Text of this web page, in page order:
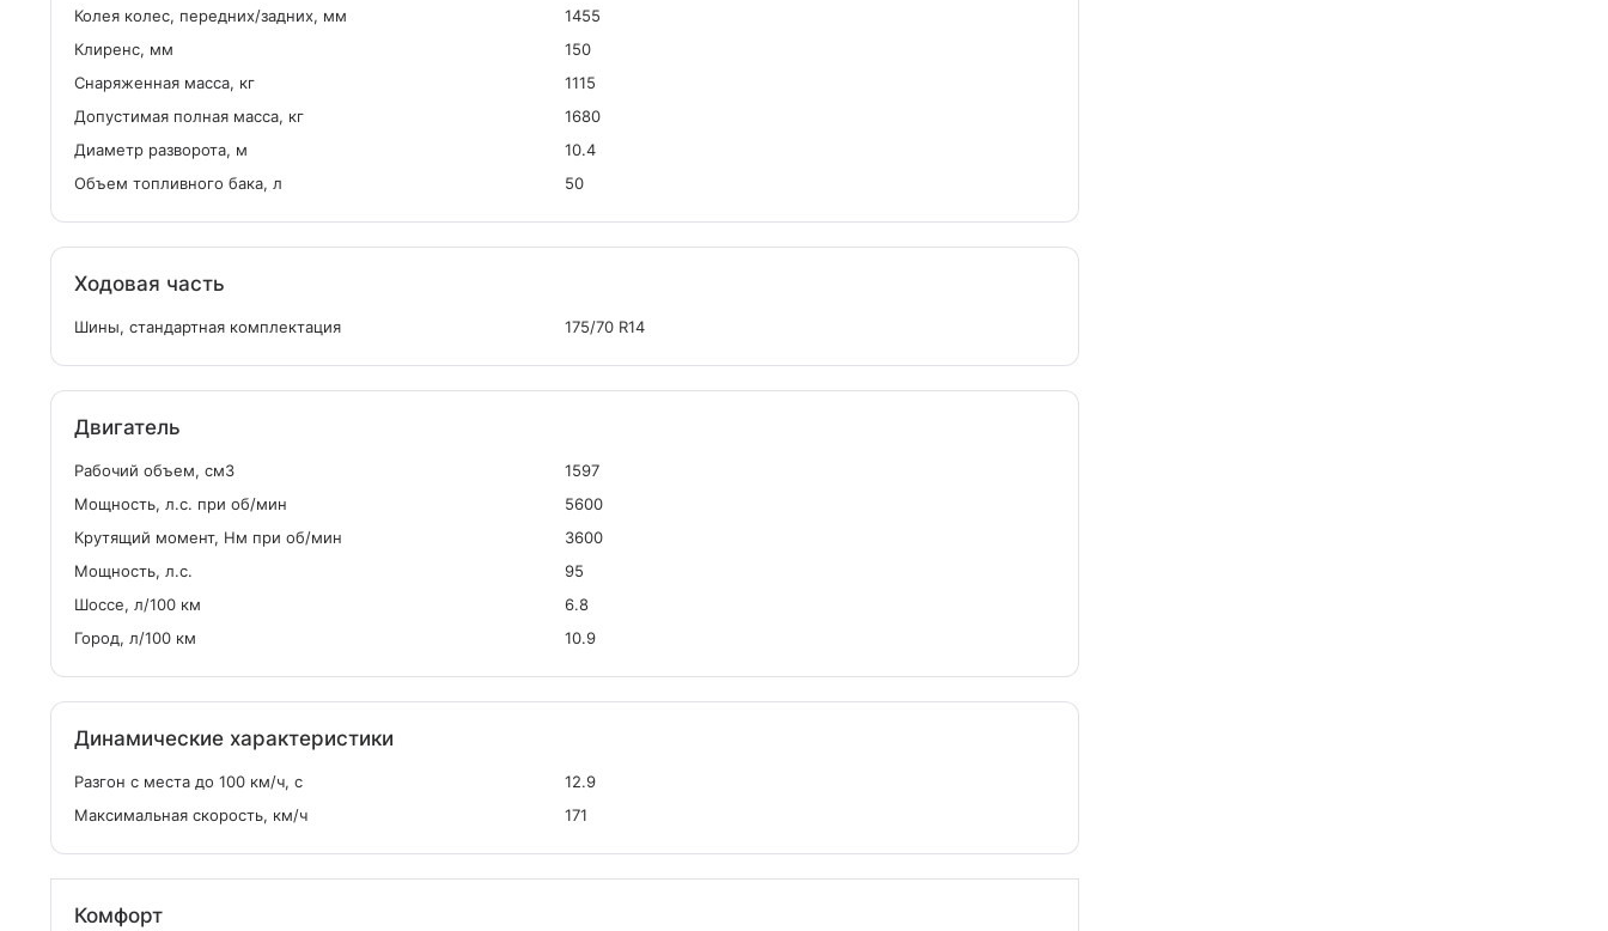
Колея колес, передних/задних, мм
1455
Клиренс, мм
150
Снаряженная масса, кг
1115
Допустимая полная масса, кг
1680
Диаметр разворота, м
10.4
Объем топливного бака, л
50
Ходовая часть
Шины, стандартная комплектация 175/70 R14
Двигатель
Рабочий объем, см3
1597
Мощность, л.с. при об/мин
5600
Крутящий момент, Нм при об/мин
3600
Мощность, л.с.
95
Шоссе, л/100 км
6.8
Город, л/100 км
10.9
Динамические характеристики
Разгон с места до 100 км/ч, с
12.9
Максимальная скорость, км/ч
171
Комфорт